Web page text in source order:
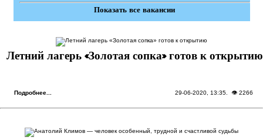
Показать все вакансии
Летний лагерь «Золотая сопка» готов к открытию
Подробнее... 29-06-2020, 13:35. 👁 2266